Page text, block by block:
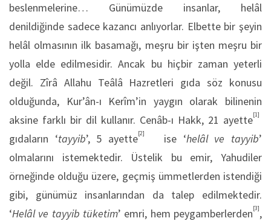
beslenmelerine… Günümüzde insanlar, helâl
denildiğinde sadece kazancı anlıyorlar. Elbette bir şeyin
helâl olmasının ilk basamağı, meşru bir işten meşru bir
yolla elde edilmesidir. Ancak bu hiçbir zaman yeterli
değil. Zîrâ Allahu Teâlâ Hazretleri gıda söz konusu
olduğunda, Kur’ân-ı Kerîm’in yaygın olarak bilinenin
aksine farklı bir dil kullanır. Cenâb-ı Hakk, 21 ayette[1]
gıdaların ‘tayyib’, 5 ayette[2] ise ‘helâl ve tayyib’
olmalarını istemektedir. Üstelik bu emir, Yahudiler
örneğinde olduğu üzere, geçmiş ümmetlerden istendiği
gibi, günümüz insanlarından da talep edilmektedir.
‘Helâl ve tayyib tüketim’ emri, hem peygamberlerden[3],